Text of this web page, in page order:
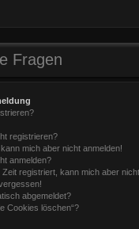
Fragen
registrieren?
mich aber nicht anmelden!
anmelden?
registriert, kann mich aber
abgemeldet?
Cookies löschen“?